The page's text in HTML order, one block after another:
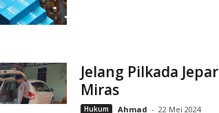
Jelang Pilkada
Miras
Hukum Ahmad - 22 Mei 2024